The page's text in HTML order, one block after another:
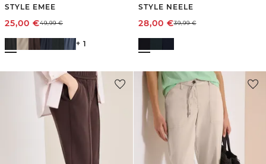
STYLE EMEE
25,00 €49,99€
+ 1
STYLE NEELE
28,00 €39,99€